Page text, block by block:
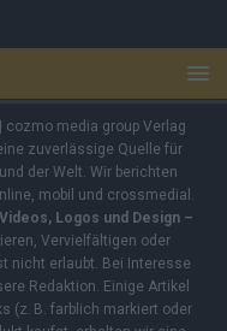
media group Verlag
zuverlässige Quelle für
der Welt. Wir berichten
mobil und crossmedial.
Logos und Design –
Vervielfältigen oder
nicht erlaubt. Bei Interesse
Redaktion. Einige Artikel
(z. B. farblich markiert oder